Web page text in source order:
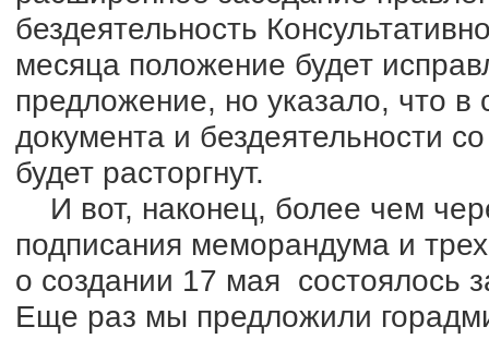
бездеятельность
месяца положение будет
предложение, но указало, что
документа и бездеятельности
будет расторгнут.
И вот, наконец, более чем
подписания меморандума и
о создании 17 мая состоялось
Еще раз мы предложили